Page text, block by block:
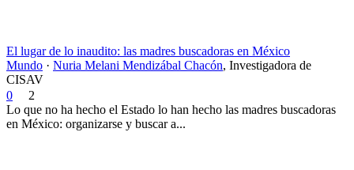
El lugar de lo inaudito: las madres buscadoras en México
Mundo · Nuria Melani Mendizábal Chacón, Investigadora de
CISAV
0
2
Lo que no ha hecho el Estado lo han hecho las madres buscadoras
en México: organizarse y buscar a...